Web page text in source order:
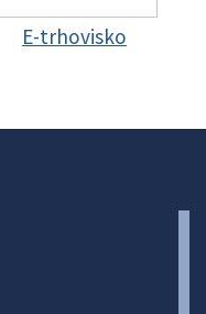
E-trhovisko